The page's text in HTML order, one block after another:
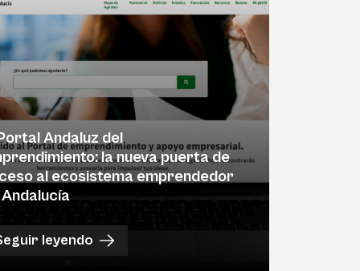
Andaluz del
la nueva puerta de
al ecosistema emprendedor
leyendo